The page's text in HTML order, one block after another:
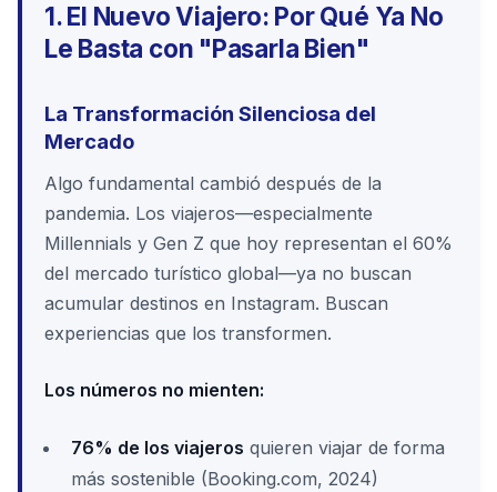
1. El Nuevo Viajero: Por Qué Ya No
Le Basta con "Pasarla Bien"
La Transformación Silenciosa del
Mercado
Algo fundamental cambió después de la
pandemia. Los viajeros—especialmente
Millennials y Gen Z que hoy representan el 60%
del mercado turístico global—ya no buscan
acumular destinos en Instagram. Buscan
experiencias que los transformen.
Los números no mienten:
76% de los viajeros quieren viajar de forma
más sostenible (Booking.com, 2024)